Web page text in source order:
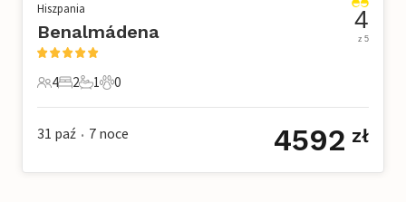
Hiszpania
Benalmádena
4 Goście
4
2 Sypialnie
2
1 Łazienka
1
0 Zwierzęta domowe
0
4
z 5
31 paź • 7 noce 4592 zł